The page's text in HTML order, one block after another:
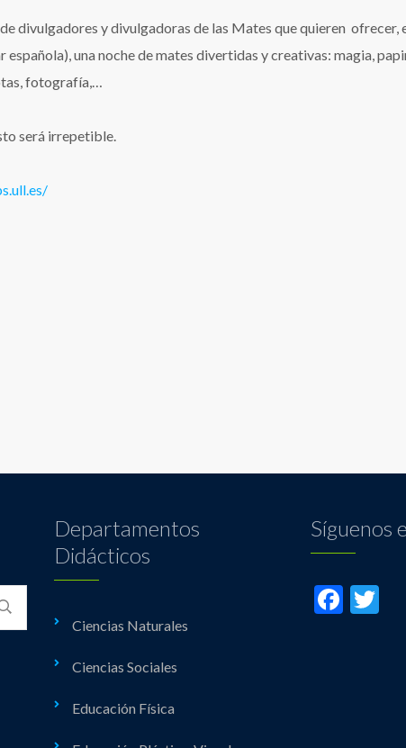
de divulgadores y divulgadoras de las Mates que quieren ofrecer,
española), una noche de mates divertidas y creativas: magia,
fotografía,…
será irrepetible.
Departamentos
Didácticos
Ciencias Naturales
Ciencias Sociales
Educación Física
Síguenos